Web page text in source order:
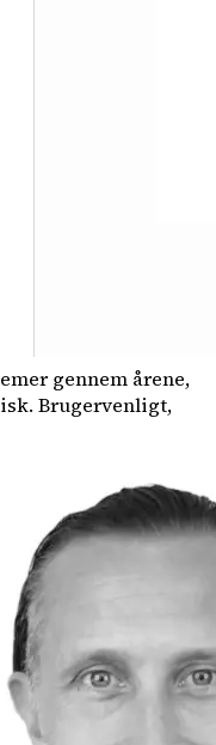
gennem årene,
Brugervenligt,